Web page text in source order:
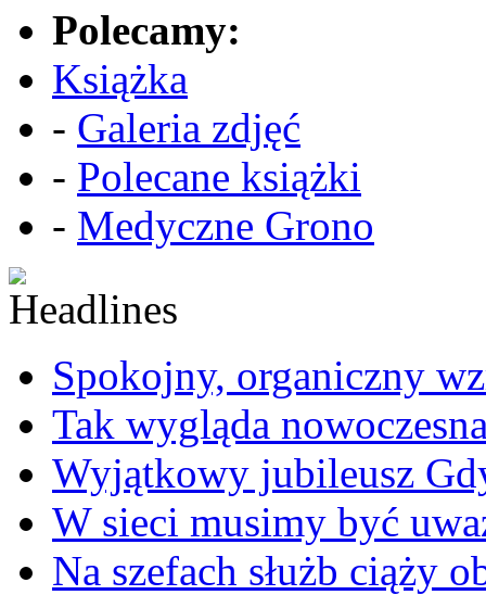
Polecamy:
Książka
- Galeria zdjęć
- Polecane książki
- Medyczne Grono
Spokojny, organiczny
Tak wygląda
Wyjątkowy jubileusz
W sieci musimy być
Na szefach służb ciąży